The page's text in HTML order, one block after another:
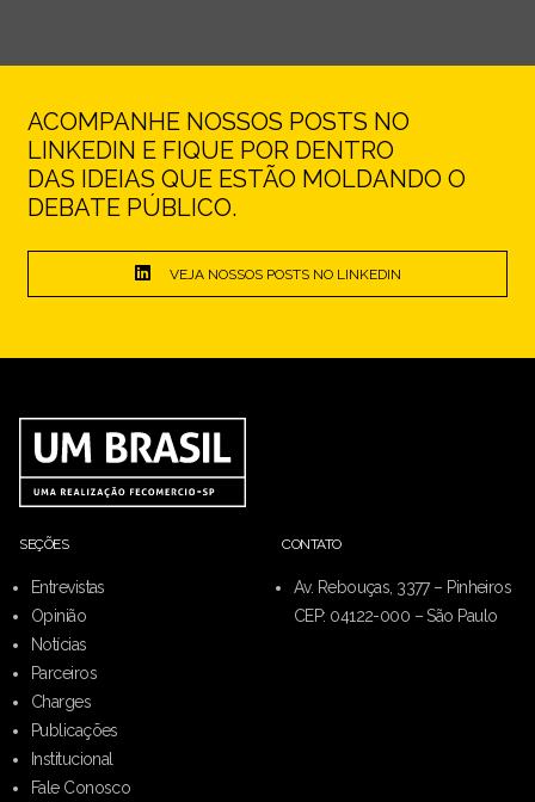
ACOMPANHE NOSSOS POSTS NO
LINKEDIN E FIQUE POR DENTRO
DAS IDEIAS QUE ESTÃO MOLDANDO O
DEBATE PÚBLICO.
VEJA NOSSOS POSTS NO LINKEDIN
SEÇÕES
Entrevistas
Opinião
Notícias
Parceiros
Charges
Publicações
Institucional
Fale Conosco
CONTATO
Av. Rebouças, 3377 – Pinheiros
CEP: 04122-000 – São Paulo